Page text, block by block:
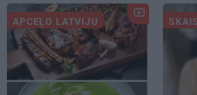
APCEĻO LATVIJU